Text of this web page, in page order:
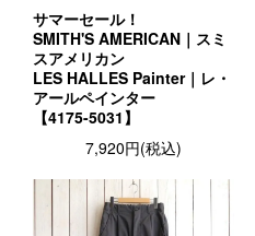
サマーセール！
SMITH'S AMERICAN｜スミ
スアメリカン
LES HALLES Painter｜レ・
アールペインター
【4175-5031】
7,920円(税込)